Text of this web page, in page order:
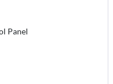
Panel